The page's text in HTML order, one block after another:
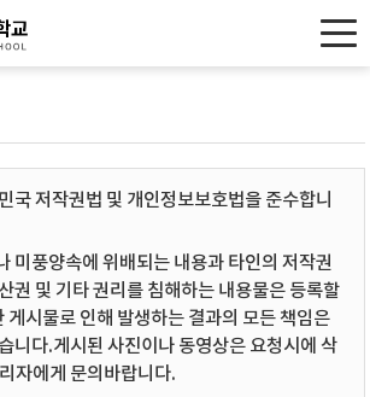
국 저작권법 및 개인정보보호법을 준수합니
미풍양속에 위배되는 내용과 타인의 저작권
권 및 기타 권리를 침해하는 내용물은 등록할
게시물로 인해 발생하는 결과의 모든 책임은
니다.게시된 사진이나 동영상은 요청시에 삭
자에게 문의바랍니다.